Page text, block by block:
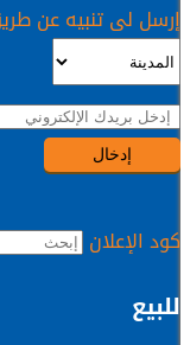
إرسل لى تنبيه عن
كود الإعلان
للبيع